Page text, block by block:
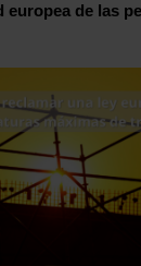
europea de las